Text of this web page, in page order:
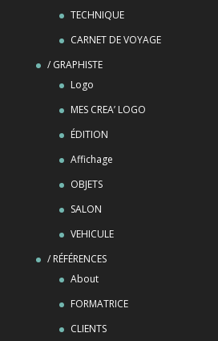
TECHNIQUE
CARNET DE VOYAGE
/ GRAPHISTE
Logo
MES CREA’ LOGO
ÉDITION
Affichage
OBJETS
SALON
VEHICULE
/ RÉFÉRENCES
About
FORMATRICE
CLIENTS